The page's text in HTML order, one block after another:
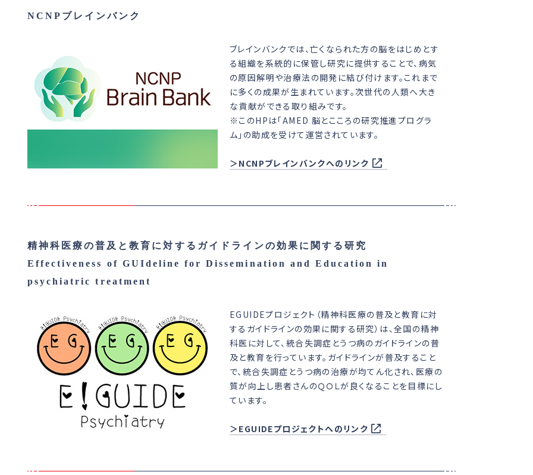
NCNPブレインバンク
ブレインバンクでは、亡くなられた方の脳をはじめとす
る組織を系統的に保管し研究に提供することで、病気
の原因解明や治療法の開発に結び付けます。これまで
に多くの成果が生まれています。次世代の人類へ大き
な貢献ができる取り組みです。
※このHPは「AMED 脳とこころの研究推進プログラ
ム」の助成を受けて運営されています。
＞NCNPブレインバンクへのリンク
精神科医療の普及と教育に対するガイドラインの効果に関する研究
Effectiveness of GUIdeline for Dissemination and Education in
psychiatric treatment
EGUIDEプロジェクト（精神科医療の普及と教育に対
するガイドラインの効果に関する研究）は、全国の精神
科医に対して、統合失調症とうつ病のガイドラインの普
及と教育を行っています。ガイドラインが普及すること
で、統合失調症とうつ病の治療が均てん化され、医療の
質が向上し患者さんのＱＯＬが良くなることを目標にし
ています。
＞EGUIDEプロジェクトへのリンク